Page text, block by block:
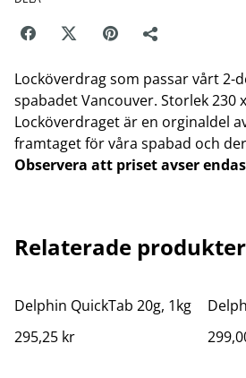
Locköverdrag som passar vårt 2-
spabadet Vancouver. Storlek 230
Locköverdraget är en orginaldel
framtaget för våra spabad och
Observera att priset avser
Relaterade produkter
Delphin QuickTab 20g, 1kg
295,25 kr